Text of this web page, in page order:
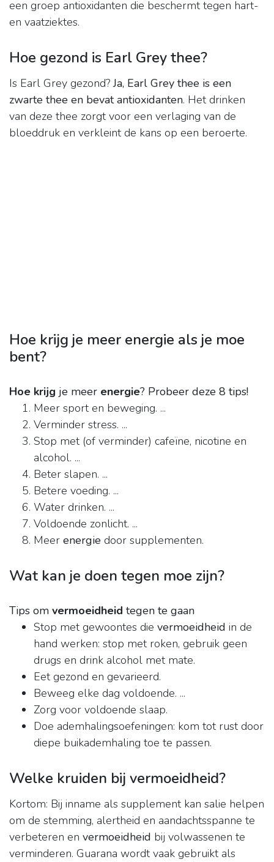
een groep antioxidanten die beschermt tegen hart-
en vaatziektes.
Hoe gezond is Earl Grey thee?
Is Earl Grey gezond?Ja, Earl Grey thee is een
zwarte thee en bevat antioxidanten. Het drinken
van deze thee zorgt voor een verlaging van de
bloeddruk en verkleint de kans op een beroerte.
Hoe krijg je meer energie als je moe
bent?
Hoe krijg je meer energie? Probeer deze 8 tips!
Meer sport en beweging. ...
Verminder stress. ...
Stop met (of verminder) cafeïne, nicotine en
alcohol. ...
Beter slapen. ...
Betere voeding. ...
Water drinken. ...
Voldoende zonlicht. ...
Meer energie door supplementen.
Wat kan je doen tegen moe zijn?
Tips om vermoeidheid tegen te gaan
Stop met gewoontes die vermoeidheid in de
hand werken: stop met roken, gebruik geen
drugs en drink alcohol met mate.
Eet gezond en gevarieerd.
Beweeg elke dag voldoende. ...
Zorg voor voldoende slaap.
Doe ademhalingsoefeningen: kom tot rust door
diepe buikademhaling toe te passen.
Welke kruiden bij vermoeidheid?
Kortom: Bij inname als supplement kan salie helpen
om de stemming, alertheid en aandachtsspanne te
verbeteren en vermoeidheid bij volwassenen te
verminderen. Guarana wordt vaak gebruikt als